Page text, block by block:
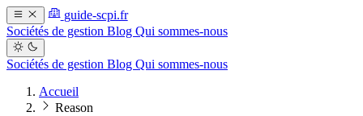
guide-scpi.fr
Sociétés de gestion Blog Qui sommes-nous
Sociétés de gestion Blog Qui sommes-nous
Accueil
Reason